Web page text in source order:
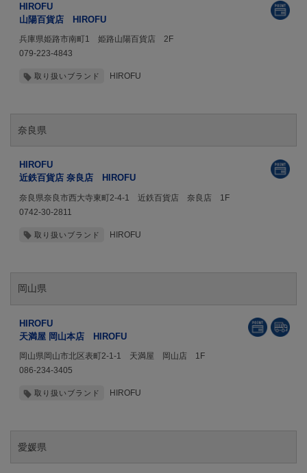
HIROFU
山陽百貨店 HIROFU
兵庫県姫路市南町1 姫路山陽百貨店 2F
079-223-4843
取り扱いブランド HIROFU
奈良県
HIROFU
近鉄百貨店 奈良店 HIROFU
奈良県奈良市西大寺東町2-4-1 近鉄百貨店 奈良店 1F
0742-30-2811
取り扱いブランド HIROFU
岡山県
HIROFU
天満屋 岡山本店 HIROFU
岡山県岡山市北区表町2-1-1 天満屋 岡山店 1F
086-234-3405
取り扱いブランド HIROFU
愛媛県